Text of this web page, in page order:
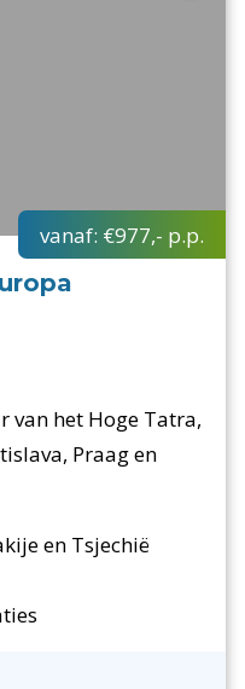
vanaf: €977,- p.p.
van het Hoge Tatra,
Praag en
en Tsjechië